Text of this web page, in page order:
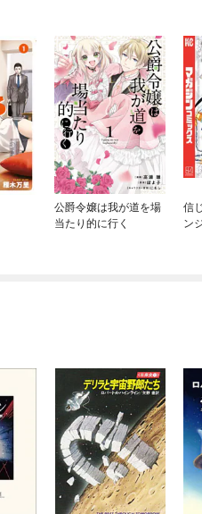
公爵令嬢は我が道を場
当たり的に行く
信
ン